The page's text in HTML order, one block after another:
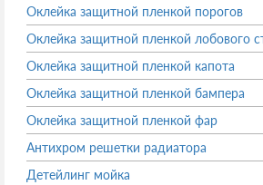
Оклейка защитной пленкой порогов
Оклейка защитной пленкой лобового
Оклейка защитной пленкой капота
Оклейка защитной пленкой бампера
Оклейка защитной пленкой фар
Антихром решетки радиатора
Детейлинг мойка